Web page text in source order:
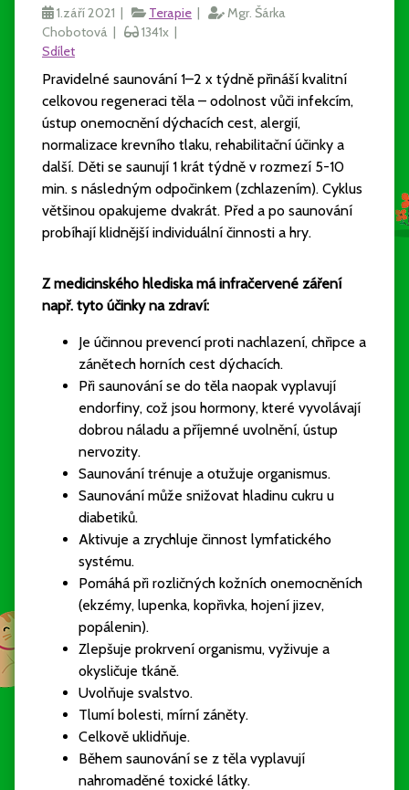
1.září 2021 | Terapie |
Mgr. Šárka
Chobotová |
1341x |
Sdílet
Pravidelné saunování 1–2 x týdně přináší kvalitní
celkovou regeneraci těla – odolnost vůči infekcím,
ústup onemocnění dýchacích cest, alergií,
normalizace krevního tlaku, rehabilitační účinky a
další. Děti se saunují 1 krát týdně v rozmezí 5-10
min. s následným odpočinkem (zchlazením). Cyklus
většinou opakujeme dvakrát. Před a po saunování
probíhají klidnější individuální činnosti a hry.
Z medicinského hlediska má infračervené záření
např. tyto účinky na zdraví:
Je účinnou prevencí proti nachlazení, chřipce a
zánětech horních cest dýchacích.
Při saunování se do těla naopak vyplavují
endorfiny, což jsou hormony, které vyvolávají
dobrou náladu a příjemné uvolnění, ústup
nervozity.
Saunování trénuje a otužuje organismus.
Saunování může snižovat hladinu cukru u
diabetiků.
Aktivuje a zrychluje činnost lymfatického
systému.
Pomáhá při rozličných kožních onemocněních
(ekzémy, lupenka, kopřivka, hojení jizev,
popálenin).
Zlepšuje prokrvení organismu, vyživuje a
okysličuje tkáně.
Uvolňuje svalstvo.
Tlumí bolesti, mírní záněty.
Celkově uklidňuje.
Během saunování se z těla vyplavují
nahromaděné toxické látky.